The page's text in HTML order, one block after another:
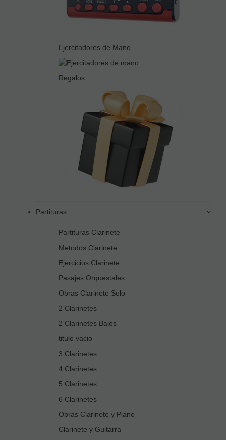
Ejercitadores de Mano
Regalos
Partituras
Partituras Clarinete
Metodos Clarinete
Ejercicios Clarinete
Pasajes Orquestales
Obras Clarinete Solo
2 Clarinetes
2 Clarinetes Bajos
titulo vacio
3 Clarinetes
4 Clarinetes
5 Clarinetes
6 Clarinetes
Obras Clarinete y Piano
Clarinete y Guitarra